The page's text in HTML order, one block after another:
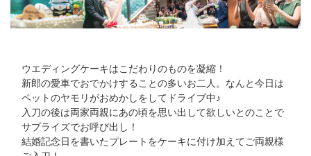
ウエディングケーキはこだわりのものを凝縮！
新郎の愛車でおでかけすることの多いお二人。なんと今日は
ペットのヤモリがおめかしをしてドライブ中♪
入刀の後は両家両親にあの頃を思い出して欲しいとのことで
サプライズでお呼び出し！
結婚記念日を書いたプレートをケーキに付け加えてご両親様